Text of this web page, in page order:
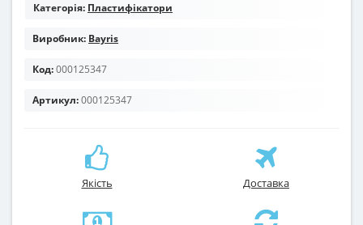
Категорія: Пластифікатори
Виробник: Bayris
Код:000125347
Артикул:000125347
Якість Доставка